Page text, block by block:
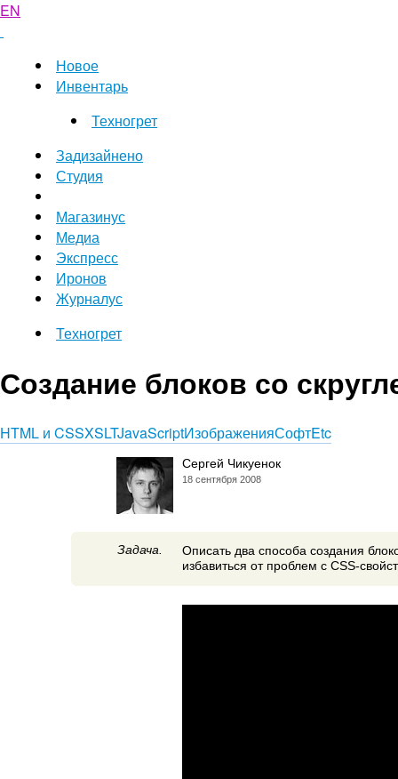
EN
Новое
Инвентарь
Техногрет
Задизайнено
Студия
Магазинус
Медиа
Экспресс
Иронов
Журналус
Техногрет
Создание блоков со
HTML и CSSXSLTJavaScriptИзображенияСофтEtc
Сергей Чикуенок
18 сентября 2008
Задача.
Описать два способа создания
избавиться от проблем с CSS-